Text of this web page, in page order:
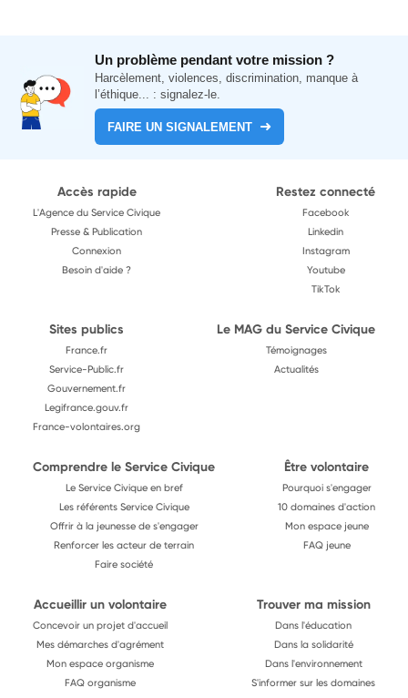
Un problème pendant votre mission ?
Harcèlement, violences, discrimination, manque à
l’éthique... : signalez-le.
FAIRE UN SIGNALEMENT
Accès rapide
L'Agence du Service Civique
Presse & Publication
Connexion
Besoin d'aide ?
Restez connecté
Facebook
Linkedin
Instagram
Youtube
TikTok
Sites publics
France.fr
Service-Public.fr
Gouvernement.fr
Legifrance.gouv.fr
France-volontaires.org
Le MAG du Service Civique
Témoignages
Actualités
Comprendre le Service Civique
Le Service Civique en bref
Les référents Service Civique
Offrir à la jeunesse de s'engager
Renforcer les acteur de terrain
Faire société
Être volontaire
Pourquoi s'engager
10 domaines d'action
Mon espace jeune
FAQ jeune
Accueillir un volontaire
Concevoir un projet d'accueil
Mes démarches d'agrément
Mon espace organisme
FAQ organisme
Trouver ma mission
Dans l'éducation
Dans la solidarité
Dans l'environnement
S'informer sur les domaines